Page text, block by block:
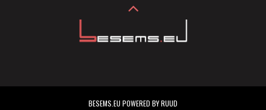
BESEMS.EU POWERED BY RUUD